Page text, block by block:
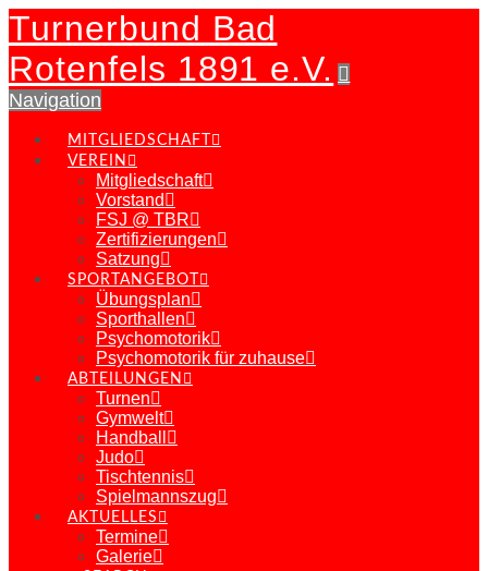
Turnerbund Bad
Rotenfels 1891 e.V.
Navigation
MITGLIEDSCHAFT
VEREIN
Mitgliedschaft
Vorstand
FSJ @ TBR
Zertifizierungen
Satzung
SPORTANGEBOT
Übungsplan
Sporthallen
Psychomotorik
Psychomotorik für zuhause
ABTEILUNGEN
Turnen
Gymwelt
Handball
Judo
Tischtennis
Spielmannszug
AKTUELLES
Termine
Galerie